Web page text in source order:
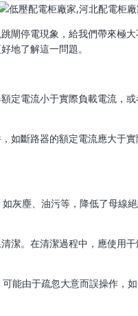
閘停電現象，給我們帶來極
地了解這一問題。
定電流小于實際負載電流，
如斷路器的額定電流應大于
灰塵、油污等，降低了母線
潔。在清潔過程中，應使用
能由于疏忽大意而誤操作，